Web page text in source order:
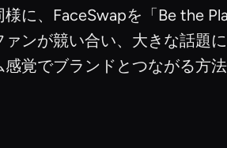
に、FaceSwapを「Be the
ンが競い合い、大きな話題
覚でブランドとつながる方法